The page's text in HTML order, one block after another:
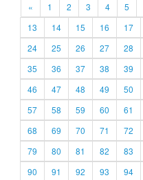
« 1 2 3 4 5
13
14 15 16 17
24
25 26 27 28
35
36 37 38 39
46
47 48 49 50
57
58 59 60 61
68
69 70 71 72
79
80 81 82 83
90
91 92 93 94